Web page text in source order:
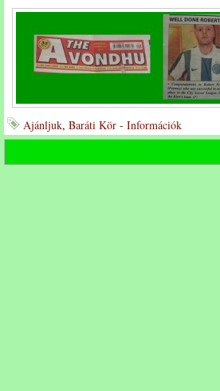
Ajánljuk, Baráti Kör - Információk